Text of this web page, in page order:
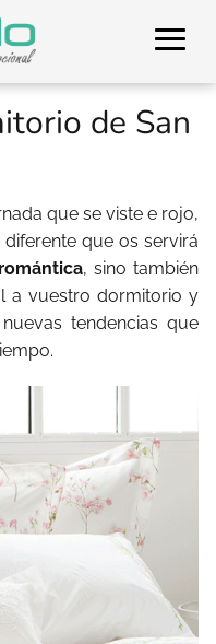
de San
que se viste e rojo,
que os servirá
romántica, sino también
a vuestro dormitorio y
tendencias que